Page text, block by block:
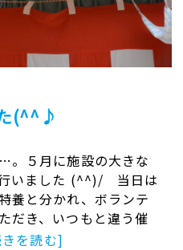
(^^♪
。５月に施設の大きな
いました (^^)/ 当日は
養と分かれ、ボランテ
だき、いつもと違う催
を読む]